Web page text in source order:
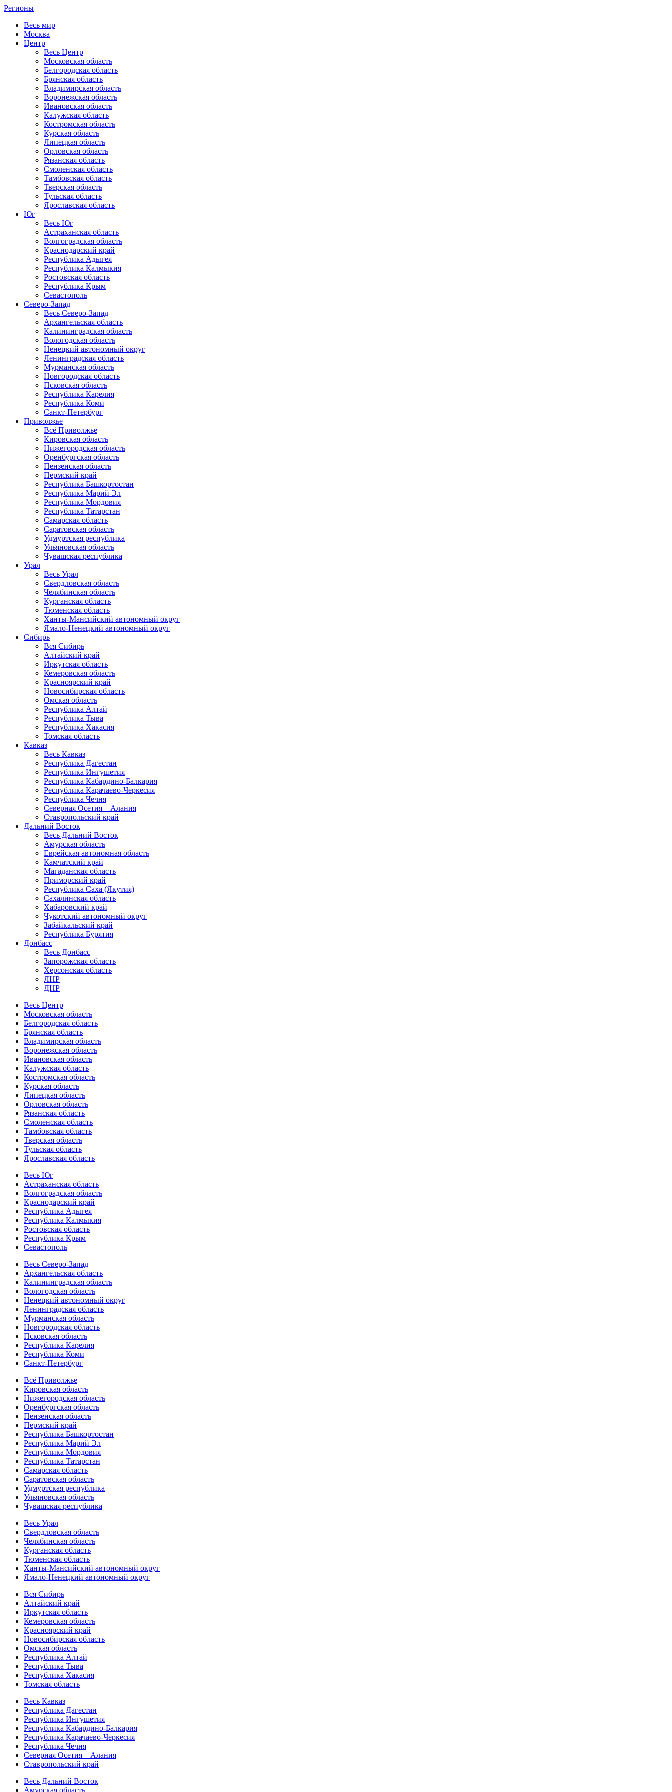
Регионы
Весь мир
Москва
Центр
Весь Центр
Московская область
Белгородская область
Брянская область
Владимирская область
Воронежская область
Ивановская область
Калужская область
Костромская область
Курская область
Липецкая область
Орловская область
Рязанская область
Смоленская область
Тамбовская область
Тверская область
Тульская область
Ярославская область
Юг
Весь Юг
Астраханская область
Волгоградская область
Краснодарский край
Республика Адыгея
Республика Калмыкия
Ростовская область
Республика Крым
Севастополь
Северо-Запад
Весь Северо-Запад
Архангельская область
Калининградская область
Вологодская область
Ненецкий автономный округ
Ленинградская область
Мурманская область
Новгородская область
Псковская область
Республика Карелия
Республика Коми
Санкт-Петербург
Приволжье
Всё Приволжье
Кировская область
Нижегородская область
Оренбургская область
Пензенская область
Пермский край
Республика Башкортостан
Республика Марий Эл
Республика Мордовия
Республика Татарстан
Самарская область
Саратовская область
Удмуртская республика
Ульяновская область
Чувашская республика
Урал
Весь Урал
Свердловская область
Челябинская область
Курганская область
Тюменская область
Ханты-Мансийский автономный округ
Ямало-Ненецкий автономный округ
Сибирь
Вся Сибирь
Алтайский край
Иркутская область
Кемеровская область
Красноярский край
Новосибирская область
Омская область
Республика Алтай
Республика Тыва
Республика Хакасия
Томская область
Кавказ
Весь Кавказ
Республика Дагестан
Республика Ингушетия
Республика Кабардино-Балкария
Республика Карачаево-Черкесия
Республика Чечня
Северная Осетия – Алания
Ставропольский край
Дальний Восток
Весь Дальний Восток
Амурская область
Еврейская автономная область
Камчатский край
Магаданская область
Приморский край
Республика Саха (Якутия)
Сахалинская область
Хабаровский край
Чукотский автономный округ
Забайкальский край
Республика Бурятия
Донбасс
Весь Донбасс
Запорожская область
Херсонская область
ЛНР
ДНР
Весь Центр
Московская область
Белгородская область
Брянская область
Владимирская область
Воронежская область
Ивановская область
Калужская область
Костромская область
Курская область
Липецкая область
Орловская область
Рязанская область
Смоленская область
Тамбовская область
Тверская область
Тульская область
Ярославская область
Весь Юг
Астраханская область
Волгоградская область
Краснодарский край
Республика Адыгея
Республика Калмыкия
Ростовская область
Республика Крым
Севастополь
Весь Северо-Запад
Архангельская область
Калининградская область
Вологодская область
Ненецкий автономный округ
Ленинградская область
Мурманская область
Новгородская область
Псковская область
Республика Карелия
Республика Коми
Санкт-Петербург
Всё Приволжье
Кировская область
Нижегородская область
Оренбургская область
Пензенская область
Пермский край
Республика Башкортостан
Республика Марий Эл
Республика Мордовия
Республика Татарстан
Самарская область
Саратовская область
Удмуртская республика
Ульяновская область
Чувашская республика
Весь Урал
Свердловская область
Челябинская область
Курганская область
Тюменская область
Ханты-Мансийский автономный округ
Ямало-Ненецкий автономный округ
Вся Сибирь
Алтайский край
Иркутская область
Кемеровская область
Красноярский край
Новосибирская область
Омская область
Республика Алтай
Республика Тыва
Республика Хакасия
Томская область
Весь Кавказ
Республика Дагестан
Республика Ингушетия
Республика Кабардино-Балкария
Республика Карачаево-Черкесия
Республика Чечня
Северная Осетия – Алания
Ставропольский край
Весь Дальний Восток
Амурская область